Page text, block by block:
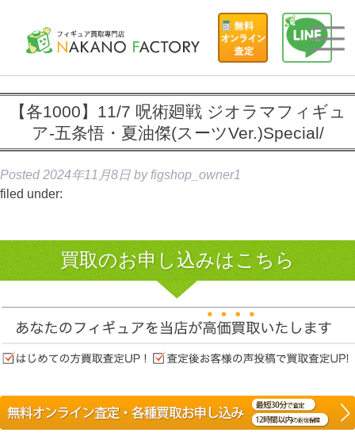
【各1000】11/7 呪術廻戦 ジオラマフィギュ
ア-五条悟・夏油傑(スーツVer.)Special/
Posted 2024年11月8日 by figshop_owner1
filed under:
買取のお申し込みはこちら